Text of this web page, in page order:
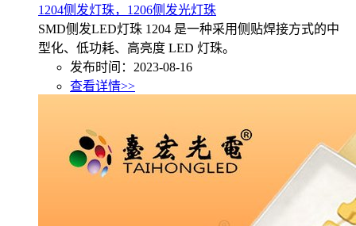
1204侧发灯珠，1206侧发光灯珠
SMD侧发LED灯珠 1204 是一种采用侧贴焊接方式的中
型化、低功耗、高亮度 LED 灯珠。
发布时间：2023-08-16
查看详情>>